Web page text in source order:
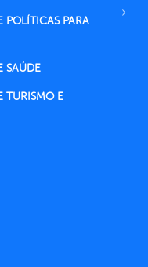
POLÍTICAS PARA
SAÚDE
TURISMO E